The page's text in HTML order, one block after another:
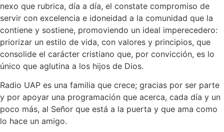
nexo que rubrica, día a día, el constate compromiso de
servir con excelencia e idoneidad a la comunidad que la
contiene y sostiene, promoviendo un ideal imperecedero:
priorizar un estilo de vida, con valores y principios, que
consolide el carácter cristiano que, por convicción, es lo
único que aglutina a los hijos de Dios.
Radio UAP es una familia que crece; gracias por ser parte
y por apoyar una programación que acerca, cada día y un
poco más, al Señor que está a la puerta y que ama como
lo hace un amigo.